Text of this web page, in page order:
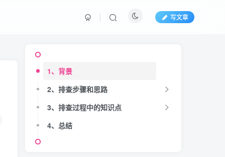
写文章
1、背景
2、排查步骤和思路
3、排查过程中的知识点
4、总结